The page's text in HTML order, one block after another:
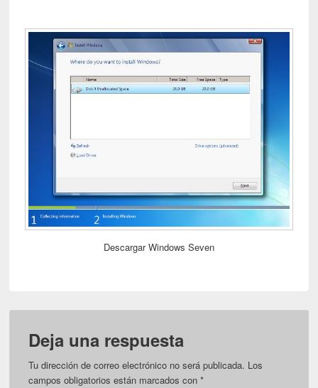
Descargar Windows Seven
Deja una respuesta
Tu dirección de correo electrónico no será publicada. Los
campos obligatorios están marcados con*